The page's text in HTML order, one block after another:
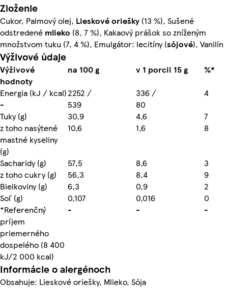
Zloženie
Cukor, Palmový olej, Lieskové oriešky (13 %), Sušené
odstredené mlieko (8, 7 %), Kakaový prášok so zníženým
množstvom tuku (7, 4 %), Emulgátor: lecitíny (sójové), Vanilín
Výživové údaje
Výživové
hodnoty
na 100 g v 1 porcii 15 g
%*
Energia (kJ / kcal)2252 / 336 /
4
-
539
80
Tuky (g)
30,9 4,6
7
z toho nasýtené
mastné kyseliny
(g)
10,6 1,6 8
Sacharidy (g) 57,5 8,6
3
z toho cukry (g)
56,3 8,4
9
Bielkoviny (g)
6,3 0,9
2
Soľ (g)
0,107 0,016
0
*Referenčný
príjem
priemerného
dospelého (8 400
kJ/2 000 kcal)
- - -
Informácie o alergénoch
Obsahuje: Lieskové oriešky, Mlieko, Sója